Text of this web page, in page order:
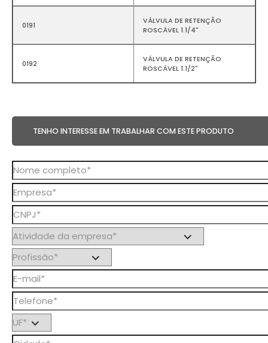
0191
VÁLVULA DE RETENÇÃO
ROSCÁVEL 1.1/4"
0192
VÁLVULA DE RETENÇÃO
ROSCÁVEL 1.1/2"
TENHO INTERESSE EM TRABALHAR COM ESTE PRODUTO